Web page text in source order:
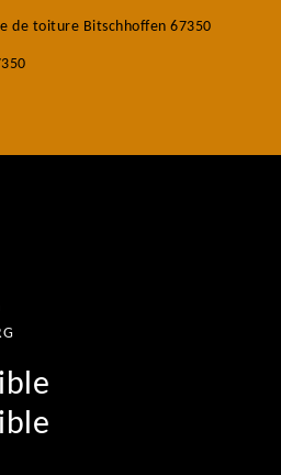
de toiture Bitschhoffen 67350